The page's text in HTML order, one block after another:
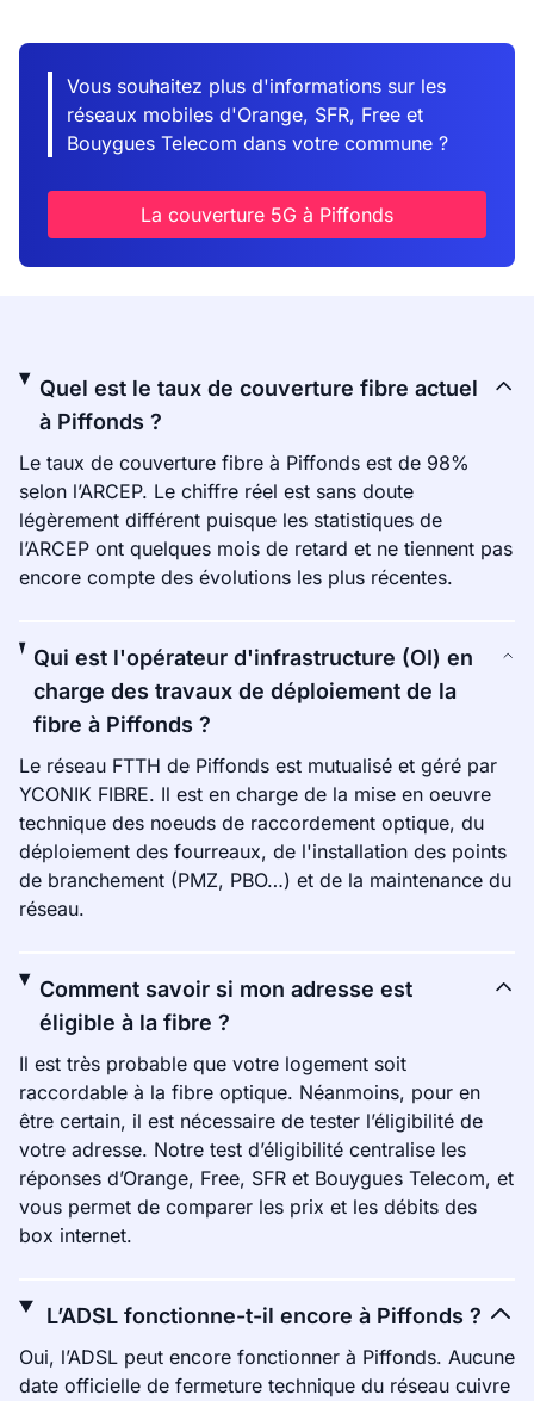
Vous souhaitez plus d'informations sur les
réseaux mobiles d'Orange, SFR, Free et
Bouygues Telecom dans votre commune ?
La couverture 5G à Piffonds
Quel est le taux de couverture fibre actuel
à Piffonds ?
Le taux de couverture fibre à Piffonds est de 98%
selon l’ARCEP. Le chiffre réel est sans doute
légèrement différent puisque les statistiques de
l’ARCEP ont quelques mois de retard et ne tiennent pas
encore compte des évolutions les plus récentes.
Qui est l'opérateur d'infrastructure (OI) en
charge des travaux de déploiement de la
fibre à Piffonds ?
Le réseau FTTH de Piffonds est mutualisé et géré par
YCONIK FIBRE. Il est en charge de la mise en oeuvre
technique des noeuds de raccordement optique, du
déploiement des fourreaux, de l'installation des points
de branchement (PMZ, PBO…) et de la maintenance du
réseau.
Comment savoir si mon adresse est
éligible à la fibre ?
Il est très probable que votre logement soit
raccordable à la fibre optique. Néanmoins, pour en
être certain, il est nécessaire de tester l’éligibilité de
votre adresse. Notre test d’éligibilité centralise les
réponses d’Orange, Free, SFR et Bouygues Telecom, et
vous permet de comparer les prix et les débits des
box internet.
L’ADSL fonctionne-t-il encore à Piffonds ?
Oui, l’ADSL peut encore fonctionner à Piffonds. Aucune
date officielle de fermeture technique du réseau cuivre